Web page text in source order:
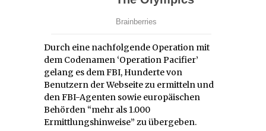
Durch eine nachfolgende Operation mit
dem Codenamen ‘Operation Pacifier’
gelang es dem FBI, Hunderte von
Benutzern der Webseite zu ermitteln und
den FBI-Agenten sowie europäischen
Behörden “mehr als 1.000
Ermittlungshinweise” zu übergeben.